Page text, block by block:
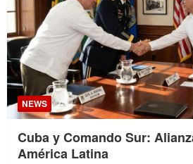
NEWS
Cuba y Comando Sur:
América Latina